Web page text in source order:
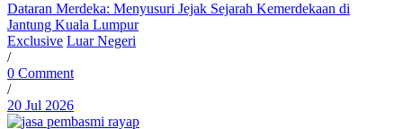
Dataran Merdeka: Menyusuri Jejak Sejarah Kemerdekaan di
Jantung Kuala Lumpur
Exclusive Luar Negeri
/
0 Comment
/
20 Jul 2026